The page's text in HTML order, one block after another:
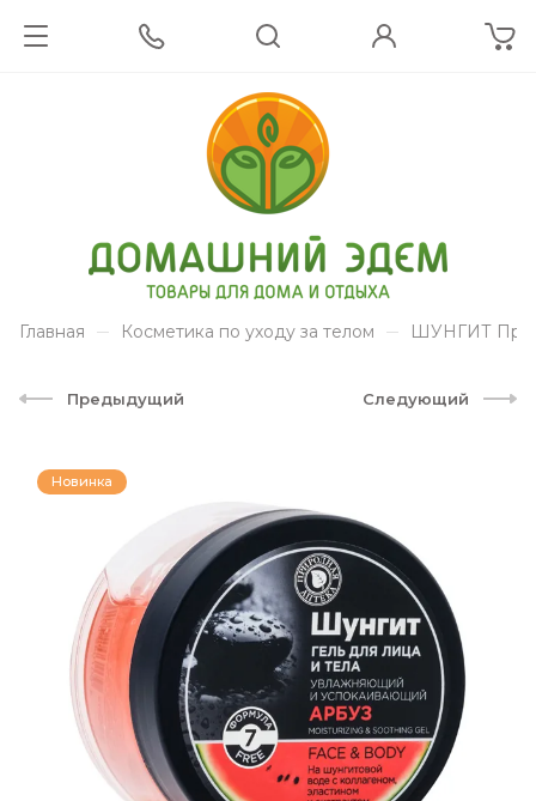
Главная Косметика по уходу за телом ШУНГИТ
Предыдущий Следующий
Новинка